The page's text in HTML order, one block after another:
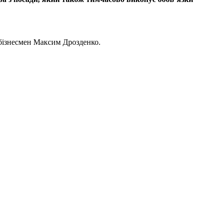
бізнесмен Максим Дрозденко.